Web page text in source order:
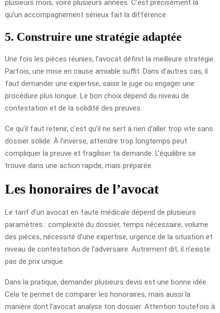
plusieurs mois, voire plusieurs années. C’est précisément là
qu’un accompagnement sérieux fait la différence.
5. Construire une stratégie adaptée
Une fois les pièces réunies, l’avocat définit la meilleure stratégie.
Parfois, une mise en cause amiable suffit. Dans d’autres cas, il
faut demander une expertise, saisir le juge ou engager une
procédure plus longue. Le bon choix dépend du niveau de
contestation et de la solidité des preuves.
Ce qu’il faut retenir, c’est qu’il ne sert à rien d’aller trop vite sans
dossier solide. À l’inverse, attendre trop longtemps peut
compliquer la preuve et fragiliser ta demande. L’équilibre se
trouve dans une action rapide, mais préparée.
Les honoraires de l’avocat
Le tarif d’un avocat en faute médicale dépend de plusieurs
paramètres : complexité du dossier, temps nécessaire, volume
des pièces, nécessité d’une expertise, urgence de la situation et
niveau de contestation de l’adversaire. Autrement dit, il n’existe
pas de prix unique.
Dans la pratique, demander plusieurs devis est une bonne idée.
Cela te permet de comparer les honoraires, mais aussi la
manière dont l’avocat analyse ton dossier. Attention toutefois à